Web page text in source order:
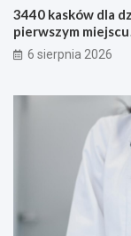
3440 kasków dla
pierwszym
6 sierpnia 2026